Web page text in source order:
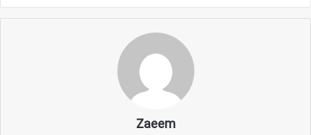
ببرشان بالای دوکوهه چادر بزنید، سازماندهی شان کن، تا ما
چادر و تجهیزات را توی وانت گذاشتم. نیروها را به صف کردم و از
Zaeem